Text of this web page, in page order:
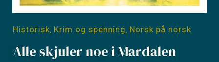
Historisk Krim og spenning Norsk på norsk
Alle skjuler noe i Mardalen